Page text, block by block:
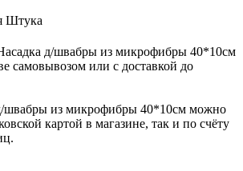
Штука
д/швабры из микрофибры 40*10см
самовывозом или с доставкой до
швабры из микрофибры 40*10см можно
картой в магазине, так и по счёту